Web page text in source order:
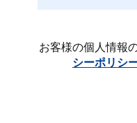
お客様の個人情報
シーポリシ